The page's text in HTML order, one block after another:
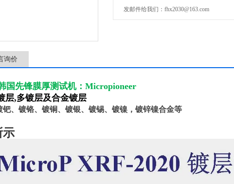
发邮件给我们：fhx2030@163.com
询价
国先锋膜厚测试机：Micropioneer
层,多镀层及合金镀层
钯、镀铬、镀铜、镀银、镀锡、镀镍，镀锌镍合金等
示